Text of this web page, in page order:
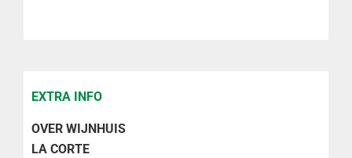
EXTRA INFO
OVER WIJNHUIS
LA CORTE